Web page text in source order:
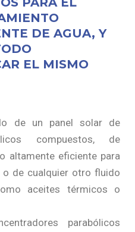
DE AGUA, Y
EL MISMO
de un panel solar de
compuestos, de
altamente eficiente para
de cualquier otro fluido
aceites térmicos o
parabólicos